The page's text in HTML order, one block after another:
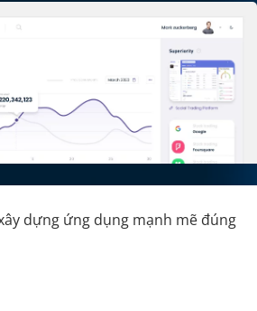
dựng ứng dụng mạnh mẽ đúng